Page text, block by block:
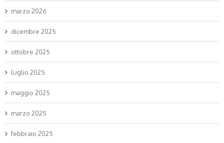
marzo 2026
dicembre 2025
ottobre 2025
luglio 2025
maggio 2025
marzo 2025
febbraio 2025